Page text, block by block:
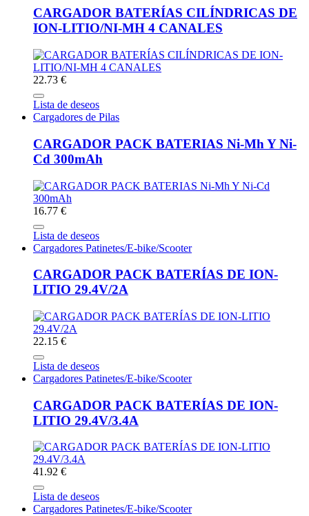
CARGADOR BATERÍAS CILÍNDRICAS DE
ION-LITIO/NI-MH 4 CANALES
22.73 €
Lista de deseos
Cargadores de Pilas
CARGADOR PACK BATERIAS Ni-Mh Y Ni-
Cd 300mAh
16.77 €
Lista de deseos
Cargadores Patinetes/E-bike/Scooter
CARGADOR PACK BATERÍAS DE ION-
LITIO 29.4V/2A
22.15 €
Lista de deseos
Cargadores Patinetes/E-bike/Scooter
CARGADOR PACK BATERÍAS DE ION-
LITIO 29.4V/3.4A
41.92 €
Lista de deseos
Cargadores Patinetes/E-bike/Scooter